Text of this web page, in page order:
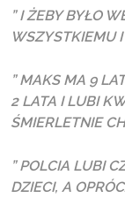
” I ŻEBY BYŁO
WSZYSTKIEMU
” MAKS MA 9
2 LATA I LUBI
ŚMIERLETNIE
” POLCIA LUBI
DZIECI, A